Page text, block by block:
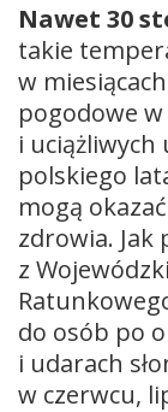
Nawet 30
takie
w
pogodowe
i uciążliwych
polskiego
mogą
zdrowia. Jak
z
do osób po
i udarach
w czerwcu,